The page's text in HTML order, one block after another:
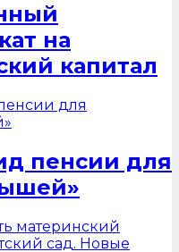
на
капитал
пенсии для